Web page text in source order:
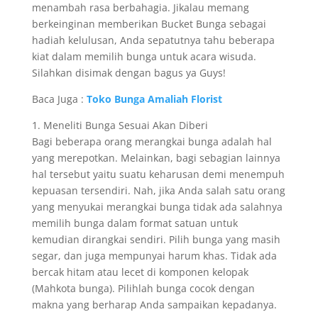
menambah rasa berbahagia. Jikalau memang
berkeinginan memberikan Bucket Bunga sebagai
hadiah kelulusan, Anda sepatutnya tahu beberapa
kiat dalam memilih bunga untuk acara wisuda.
Silahkan disimak dengan bagus ya Guys!
Baca Juga : Toko Bunga Amaliah Florist
1. Meneliti Bunga Sesuai Akan Diberi
Bagi beberapa orang merangkai bunga adalah hal
yang merepotkan. Melainkan, bagi sebagian lainnya
hal tersebut yaitu suatu keharusan demi menempuh
kepuasan tersendiri. Nah, jika Anda salah satu orang
yang menyukai merangkai bunga tidak ada salahnya
memilih bunga dalam format satuan untuk
kemudian dirangkai sendiri. Pilih bunga yang masih
segar, dan juga mempunyai harum khas. Tidak ada
bercak hitam atau lecet di komponen kelopak
(Mahkota bunga). Pilihlah bunga cocok dengan
makna yang berharap Anda sampaikan kepadanya.